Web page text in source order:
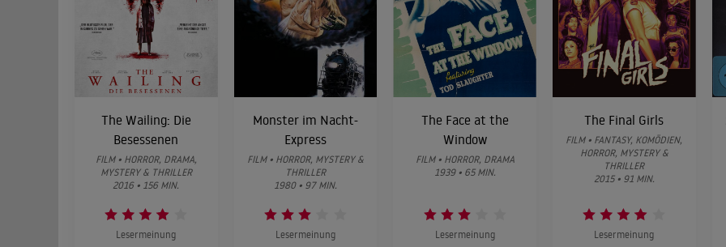
The Wailing: Die
Besessenen
FILM • HORROR, DRAMA,
MYSTERY & THRILLER
2016 • 156 MIN.
Lesermeinung
Monster im Nacht-
Express
FILM • HORROR, MYSTERY &
THRILLER
1980 • 97 MIN.
Lesermeinung
The Face at the
Window
FILM • HORROR, DRAMA
1939 • 65 MIN.
Lesermeinung
The Final Girls
FILM • FANTASY, KOMÖDIEN,
HORROR, MYSTERY &
THRILLER
2015 • 91 MIN.
Lesermeinung